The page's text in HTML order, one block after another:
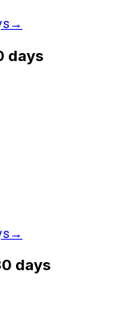
→
days
→
days